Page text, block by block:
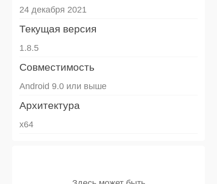
24 декабря 2021
Текущая версия
1.8.5
Совместимость
Android 9.0 или выше
Архитектура
x64